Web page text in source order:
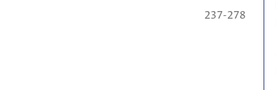
237-278